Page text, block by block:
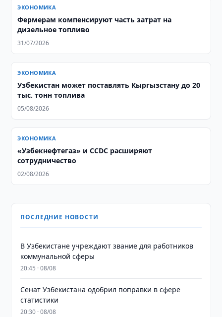
ЭКОНОМИКА
Фермерам компенсируют часть затрат на
дизельное топливо
31/07/2026
ЭКОНОМИКА
Узбекистан может поставлять Кыргызстану до 20
тыс. тонн топлива
05/08/2026
ЭКОНОМИКА
«Узбекнефтегаз» и CCDC расширяют
сотрудничество
02/08/2026
ПОСЛЕДНИЕ НОВОСТИ
В Узбекистане учреждают звание для работников
коммунальной сферы
20:45 · 08/08
Сенат Узбекистана одобрил поправки в сфере
статистики
20:30 · 08/08